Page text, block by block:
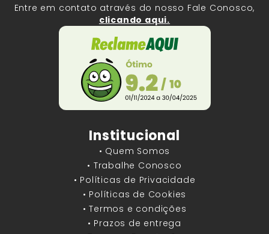
Entre em contato através do nosso Fale Conosco,
clicando aqui.
Institucional
• Quem Somos
• Trabalhe Conosco
• Políticas de Privacidade
• Políticas de Cookies
• Termos e condições
• Prazos de entrega